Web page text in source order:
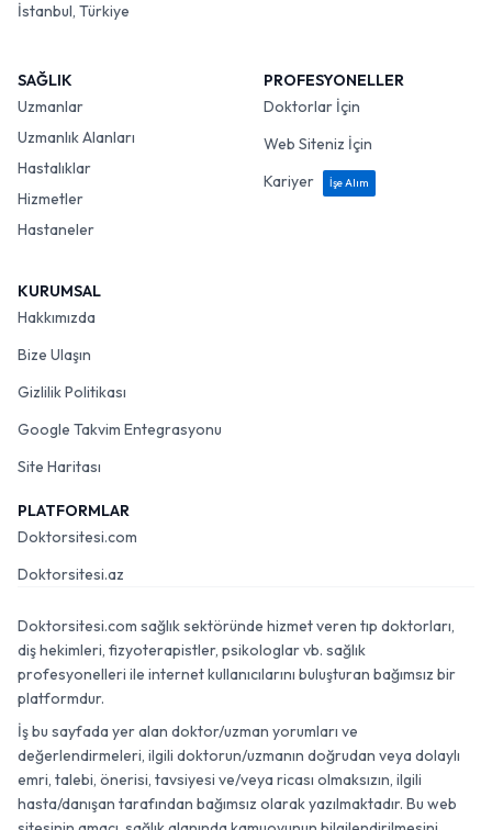
İstanbul, Türkiye
SAĞLIK
Uzmanlar
Uzmanlık Alanları
Hastalıklar
Hizmetler
Hastaneler
PROFESYONELLER
Doktorlar İçin
Web Siteniz İçin
Kariyer
İşe Alım
KURUMSAL
Hakkımızda
Bize Ulaşın
Gizlilik Politikası
Google Takvim Entegrasyonu
Site Haritası
PLATFORMLAR
Doktorsitesi.com
Doktorsitesi.az
Doktorsitesi.com sağlık sektöründe hizmet veren tıp doktorları,
diş hekimleri, fizyoterapistler, psikologlar vb. sağlık
profesyonelleri ile internet kullanıcılarını buluşturan bağımsız bir
platformdur.
İş bu sayfada yer alan doktor/uzman yorumları ve
değerlendirmeleri, ilgili doktorun/uzmanın doğrudan veya dolaylı
emri, talebi, önerisi, tavsiyesi ve/veya ricası olmaksızın, ilgili
hasta/danışan tarafından bağımsız olarak yazılmaktadır. Bu web